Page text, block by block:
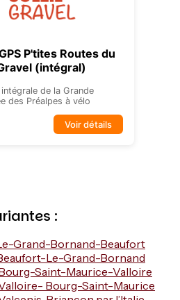
P'tites Routes du
(intégral)
de la Grande
des Préalpes à vélo
Voir détails
:
Grand-Bornand-Beaufort
Le-Grand-Bornand
Saint-Maurice-Valloire
Bourg-Saint-Maurice